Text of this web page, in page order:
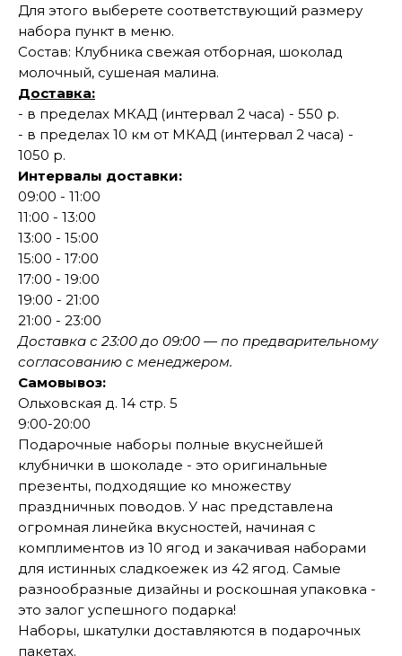
Для этого выберете соответствующий размеру
набора пункт в меню.
Состав: Клубника свежая отборная, шоколад
молочный, сушеная малина.
Доставка:
- в пределах МКАД (интервал 2 часа) - 550 р.
- в пределах 10 км от МКАД (интервал 2 часа) -
1050 р.
Интервалы доставки:
09:00 - 11:00
11:00 - 13:00
13:00 - 15:00
15:00 - 17:00
17:00 - 19:00
19:00 - 21:00
21:00 - 23:00
Доставка с 23:00 до 09:00 — по предварительному
согласованию с менеджером.
Самовывоз:
Ольховская д. 14 стр. 5
9:00-20:00
Подарочные наборы полные вкуснейшей
клубнички в шоколаде - это оригинальные
презенты, подходящие ко множеству
праздничных поводов. У нас представлена
огромная линейка вкусностей, начиная с
комплиментов из 10 ягод и закачивая наборами
для истинных сладкоежек из 42 ягод. Самые
разнообразные дизайны и роскошная упаковка -
это залог успешного подарка!
Наборы, шкатулки доставляются в подарочных
пакетах.